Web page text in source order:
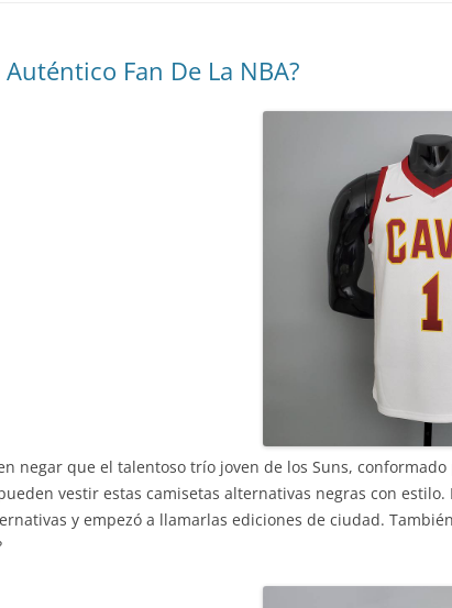
Auténtico Fan De La NBA?
negar que el talentoso trío joven de los Suns, conformado
pueden vestir estas camisetas alternativas negras con
y empezó a llamarlas ediciones de ciudad.